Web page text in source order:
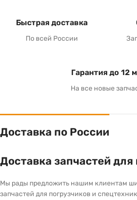
Быстрая доставка
По всей России
Гарантия до 12
На все новые
Доставка по России
Доставка запчастей для
Мы рады предложить нашим клиентам
запчастей для погрузчиков и